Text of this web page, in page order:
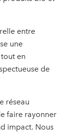
entre
une
en
de
réseau
faire rayonner
impact. Nous